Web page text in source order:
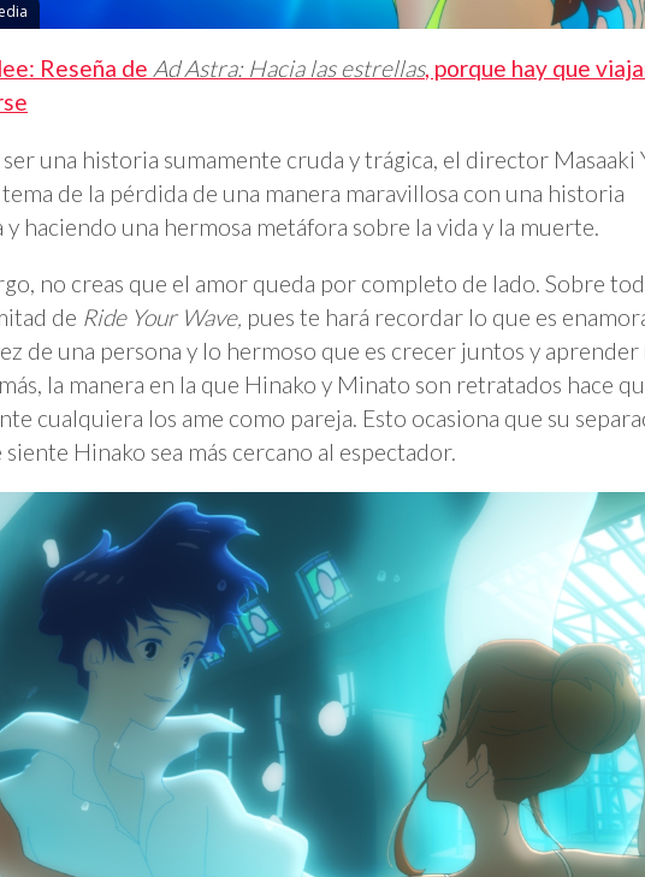
Reseña de Ad Astra: Hacia las estrellas, porque hay que
ser una historia sumamente cruda y trágica, el director Masaaki
de la pérdida de una manera maravillosa con una historia
y haciendo una hermosa metáfora sobre la vida y la muerte.
no creas que el amor queda por completo de lado. Sobre
de Ride Your Wave, pues te hará recordar lo que es
de una persona y lo hermoso que es crecer juntos y aprender
la manera en la que Hinako y Minato son retratados hace
cualquiera los ame como pareja. Esto ocasiona que su
Hinako sea más cercano al espectador.